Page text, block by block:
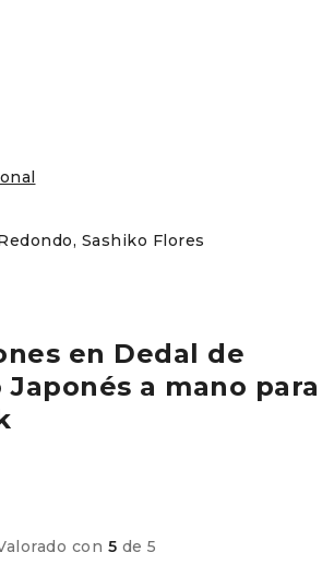
Sashiko Flores
en Dedal de
a mano para
con 5 de 5